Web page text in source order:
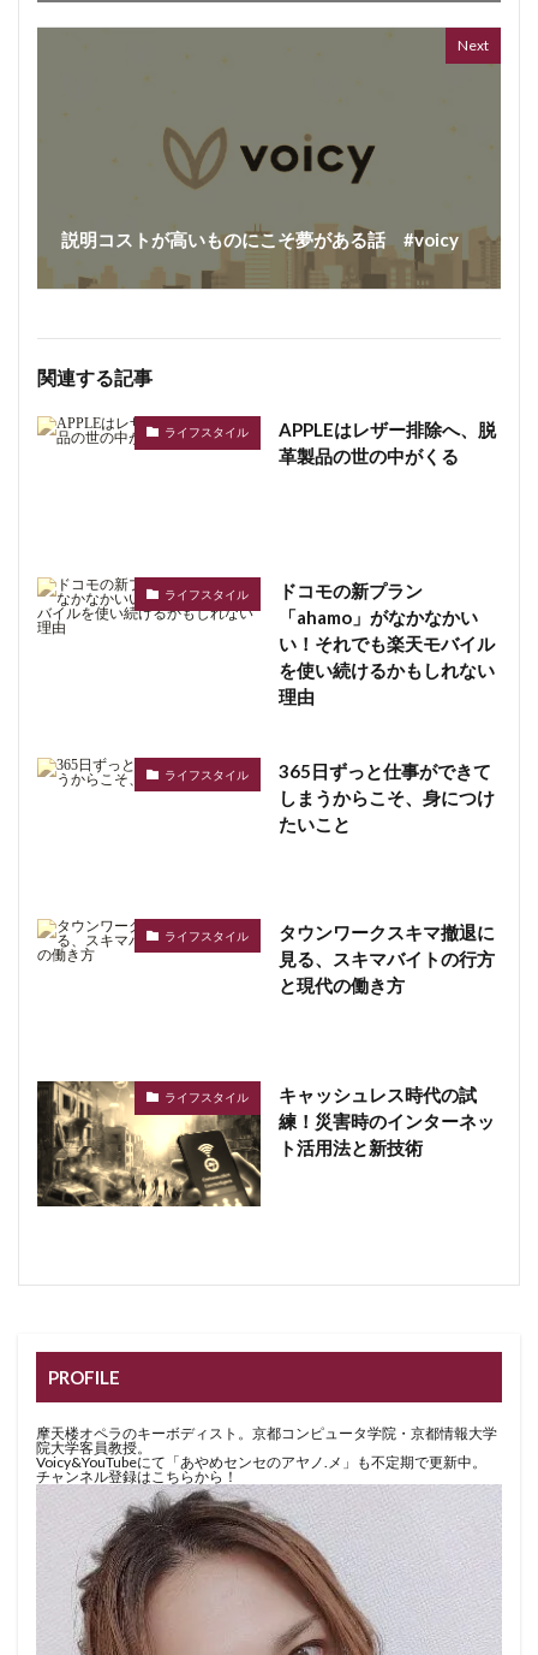
Next
説明コストが高いものにこそ夢がある話 #voicy
関連する記事
ライフスタイル
APPLEはレザー排除へ、脱
革製品の世の中がくる
ライフスタイル
ドコモの新プラン
「ahamo」がなかなかい
い！それでも楽天モバイル
を使い続けるかもしれない
理由
ライフスタイル
365日ずっと仕事ができて
しまうからこそ、身につけ
たいこと
ライフスタイル
タウンワークスキマ撤退に
見る、スキマバイトの行方
と現代の働き方
ライフスタイル
キャッシュレス時代の試
練！災害時のインターネッ
ト活用法と新技術
PROFILE
摩天楼オペラのキーボディスト。京都コンピュータ学院・京都情報大学
院大学客員教授。
Voicy&YouTubeにて「あやめセンセのアヤノ.メ」も不定期で更新中。
チャンネル登録はこちらから！